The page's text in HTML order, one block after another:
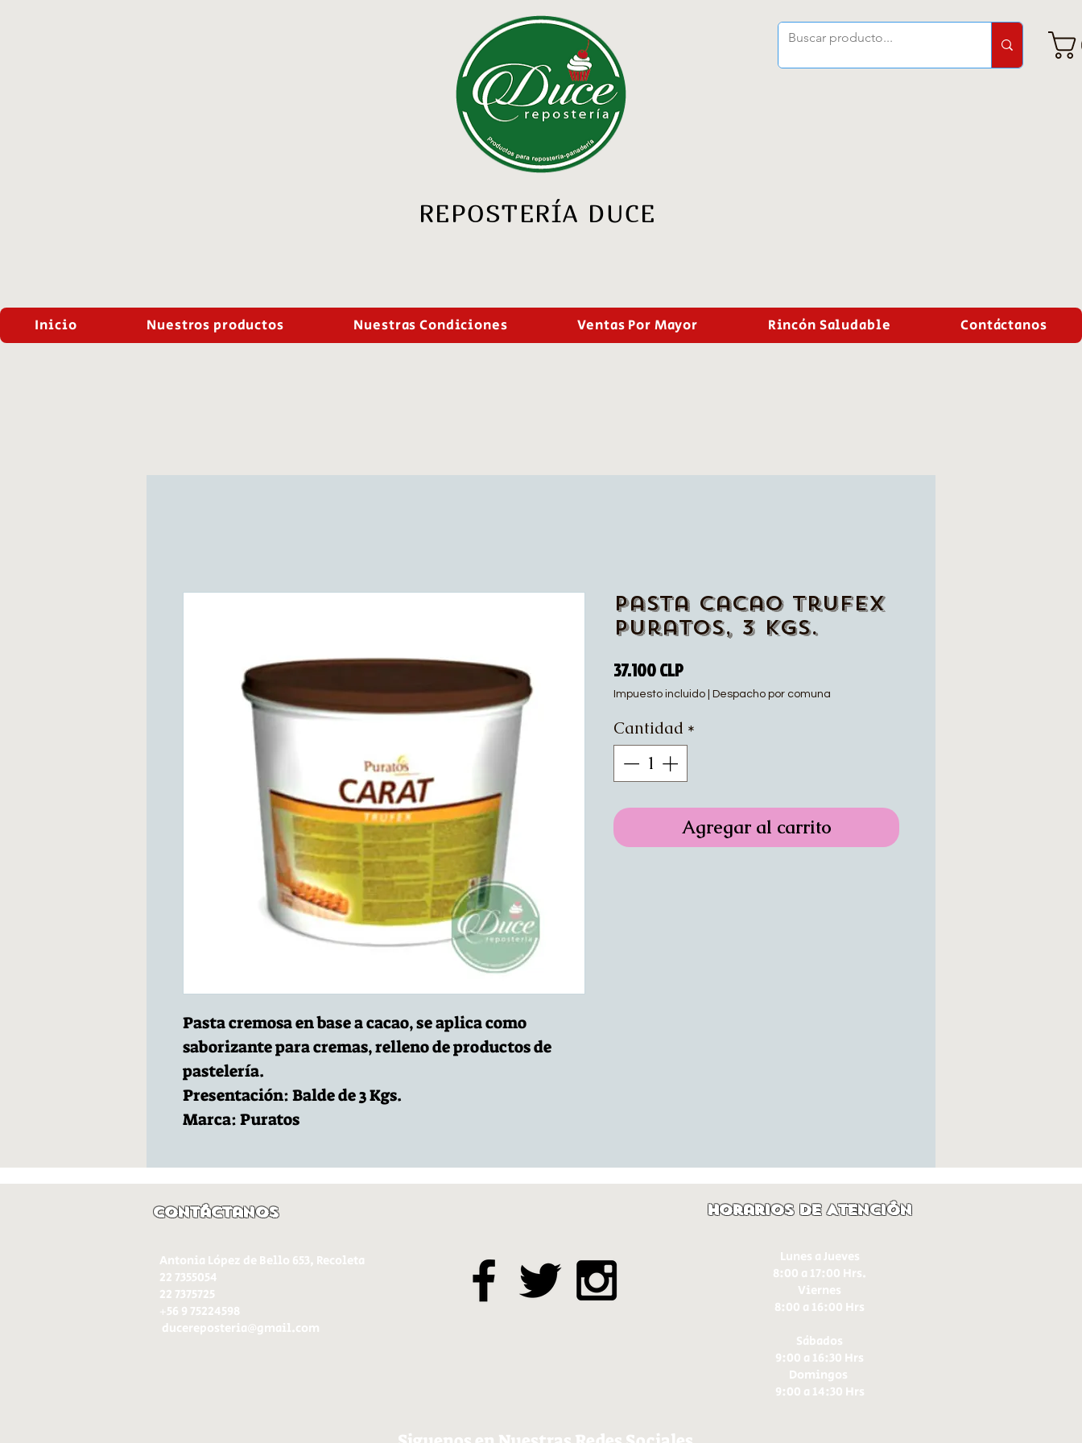
REPOSTERÍA DUCE
Inicio Nuestros productos Nuestras Condiciones Ventas Por Mayor Rincón Saludable Contáctanos
Pasta cremosa en base a cacao, se aplica como
saborizante para cremas, relleno de productos de
pastelería.
Presentación: Balde de 3 Kgs.
Marca: Puratos
Pasta Cacao Trufex
Puratos, 3 Kgs.
37.100 CLPPrecio
Impuesto incluido Despacho por comuna
Cantidad *
Agregar al carrito
Contáctanos
Antonia López de Bello 653, Recoleta
22 7355054
22 7375725
+56 9 75224598
ducereposteria@gmail.com
Horarios de Atención
Lunes a Jueves
8:00 a 17:00 Hrs.
Viernes
8:00 a 16:00 Hrs​
Sábados
9:00 a 16:30 Hrs
Domingos
9:00 a 14:30 Hrs